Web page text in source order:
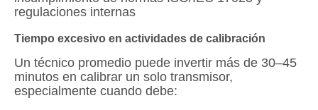
regulaciones internas
Tiempo excesivo en actividades de calibración
Un técnico promedio puede invertir más de 30–45
minutos en calibrar un solo transmisor,
especialmente cuando debe: